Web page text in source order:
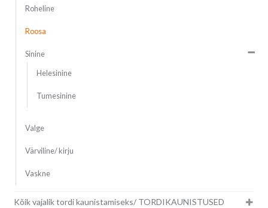
Roheline
Roosa
Sinine
Helesinine
Tumesinine
Valge
Värviline/ kirju
Vaskne
Kõik vajalik tordi kaunistamiseks/ TORDIKAUNISTUSED